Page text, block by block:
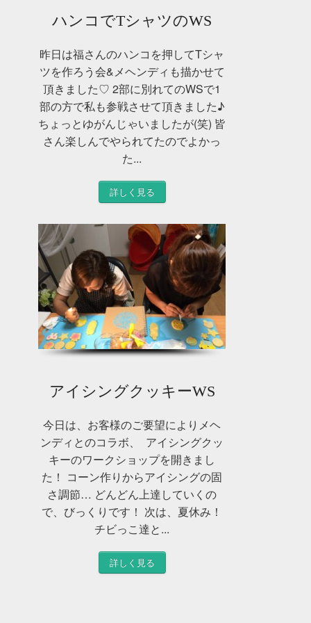
ハンコでTシャツのWS
昨日は福さんのハンコを押してTシャ
ツを作ろう会&メヘンディも描かせて
頂きました♡ 2部に別れてのWSで1
部の方で私も参戦させて頂きました♪
ちょっとゆがんじゃいましたが(笑) 皆
さん楽しんでやられてたのでよかっ
た...
詳しく見る
アイシングクッキーWS
今日は、お客様のご要望によりメヘ
ンディとのコラボ、 アイシングクッ
キーのワークショップを開きまし
た！ コーン作りからアイシングの固
さ調節… どんどん上達していくの
で、びっくりです！ 次は、夏休み！
チビっこ達と...
詳しく見る